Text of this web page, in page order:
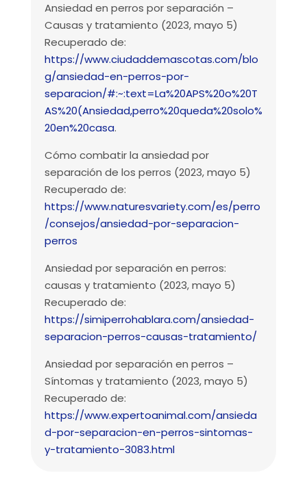
Ansiedad en perros por separación –
Causas y tratamiento (2023, mayo 5)
Recuperado de:
https://www.ciudaddemascotas.com/blo
g/ansiedad-en-perros-por-
separacion/#:~:text=La%20APS%20o%20T
AS%20(Ansiedad,perro%20queda%20solo%
20en%20casa.
Cómo combatir la ansiedad por
separación de los perros (2023, mayo 5)
Recuperado de:
https://www.naturesvariety.com/es/perro
/consejos/ansiedad-por-separacion-
perros
Ansiedad por separación en perros:
causas y tratamiento (2023, mayo 5)
Recuperado de:
https://simiperrohablara.com/ansiedad-
separacion-perros-causas-tratamiento/
Ansiedad por separación en perros –
Síntomas y tratamiento (2023, mayo 5)
Recuperado de:
https://www.expertoanimal.com/ansieda
d-por-separacion-en-perros-sintomas-
y-tratamiento-3083.html